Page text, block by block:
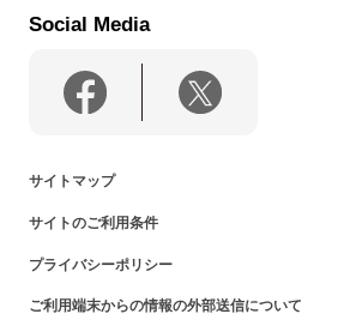
Social Media
サイトマップ
サイトのご利用条件
プライバシーポリシー
ご利用端末からの情報の外部送信について